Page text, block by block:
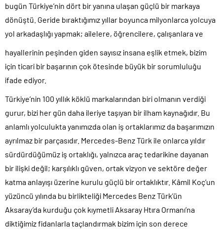
bugün Türkiye’nin dört bir yanına ulaşan güçlü bir markaya
dönüştü. Geride bıraktığımız yıllar boyunca milyonlarca yolcuya
yol arkadaşlığı yapmak; ailelere, öğrencilere, çalışanlara ve
hayallerinin peşinden giden sayısız insana eşlik etmek, bizim
için ticari bir başarının çok ötesinde büyük bir sorumluluğu
ifade ediyor.
Türkiye’nin 100 yıllık köklü markalarından biri olmanın verdiği
gurur, bizi her gün daha ileriye taşıyan bir ilham kaynağıdır. Bu
anlamlı yolculukta yanımızda olan iş ortaklarımız da başarımızın
ayrılmaz bir parçasıdır. Mercedes-Benz Türk ile onlarca yıldır
sürdürdüğümüz iş ortaklığı, yalnızca araç tedarikine dayanan
bir ilişki değil; karşılıklı güven, ortak vizyon ve sektöre değer
katma anlayışı üzerine kurulu güçlü bir ortaklıktır. Kâmil Koç’un
yüzüncü yılında bu birlikteliği Mercedes Benz Türk’ün
Aksaray’da kurduğu çok kıymetli Aksaray Htıra Ormanı’na
diktiğimiz fidanlarla taçlandırmak bizim için son derece